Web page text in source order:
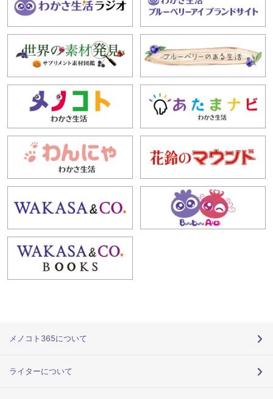
メノコト365について
ライターについて